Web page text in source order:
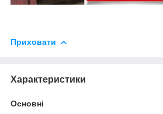
Приховати
Характеристики
Основні